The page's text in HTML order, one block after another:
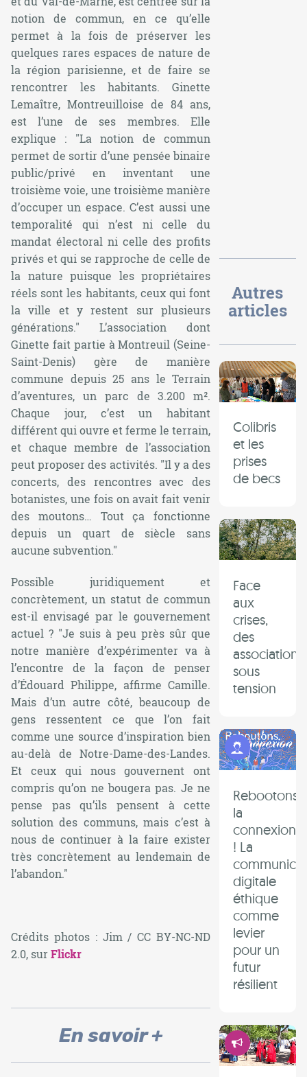
notion de commun, en ce qu’elle
permet à la fois de préserver les
quelques rares espaces de nature de
la région parisienne, et de faire se
rencontrer les habitants. Ginette
Lemaître, Montreuilloise de 84 ans,
est l’une de ses membres. Elle
explique : "La notion de commun
permet de sortir d’une pensée binaire
public/privé en inventant une
troisième voie, une troisième manière
d’occuper un espace. C’est aussi une
temporalité qui n’est ni celle du
mandat électoral ni celle des profits
privés et qui se rapproche de celle de
la nature puisque les propriétaires
réels sont les habitants, ceux qui font
la ville et y restent sur plusieurs
générations." L’association dont
Ginette fait partie à Montreuil (Seine-
Saint-Denis) gère de manière
commune depuis 25 ans le Terrain
d’aventures, un parc de 3.200 m².
Chaque jour, c’est un habitant
différent qui ouvre et ferme le terrain,
et chaque membre de l’association
peut proposer des activités. "Il y a des
concerts, des rencontres avec des
botanistes, une fois on avait fait venir
des moutons… Tout ça fonctionne
depuis un quart de siècle sans
aucune subvention."
Possible juridiquement et
concrètement, un statut de commun
est-il envisagé par le gouvernement
actuel ? "Je suis à peu près sûr que
notre manière d’expérimenter va à
l’encontre de la façon de penser
d’Édouard Philippe, affirme Camille.
Mais d’un autre côté, beaucoup de
gens ressentent ce que l’on fait
comme une source d’inspiration bien
au-delà de Notre-Dame-des-Landes.
Et ceux qui nous gouvernent ont
compris qu’on ne bougera pas. Je ne
pense pas qu’ils pensent à cette
solution des communs, mais c’est à
nous de continuer à la faire exister
très concrètement au lendemain de
l’abandon."
Crédits photos : Jim / CC BY-NC-ND
2.0, surFlickr
En savoir +
Autres
articles
Colibris
et les
prises
de becs
Face
aux
crises,
des
associations
sous
tension
Programme Jeunes
Rebootons
la
connexion
! La
digitale
éthique
comme
levier
pour un
futur
résilient